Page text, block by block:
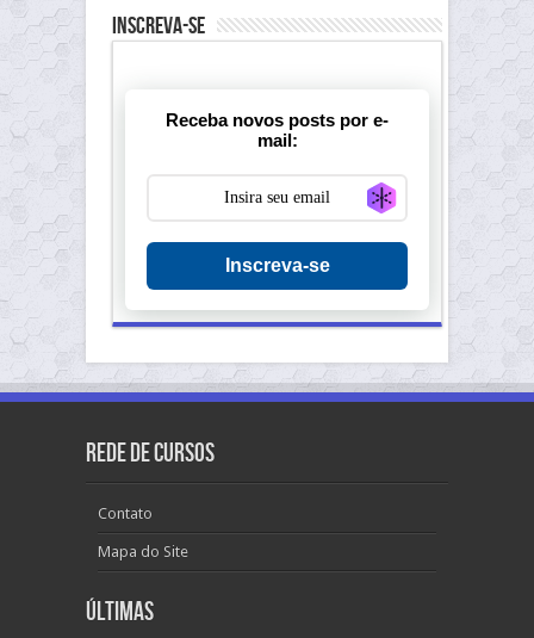
Inscreva-se
Receba novos posts por e-
mail:
Generate new
Inscreva-se
Rede de Cursos
Contato
Mapa do Site
Últimas